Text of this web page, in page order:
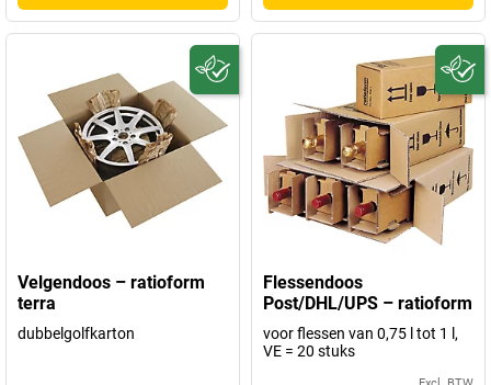
Velgendoos – ratioform
terra
dubbelgolfkarton
Flessendoos
Post/DHL/UPS – ratioform
voor flessen van 0,75 l tot 1 l,
VE = 20 stuks